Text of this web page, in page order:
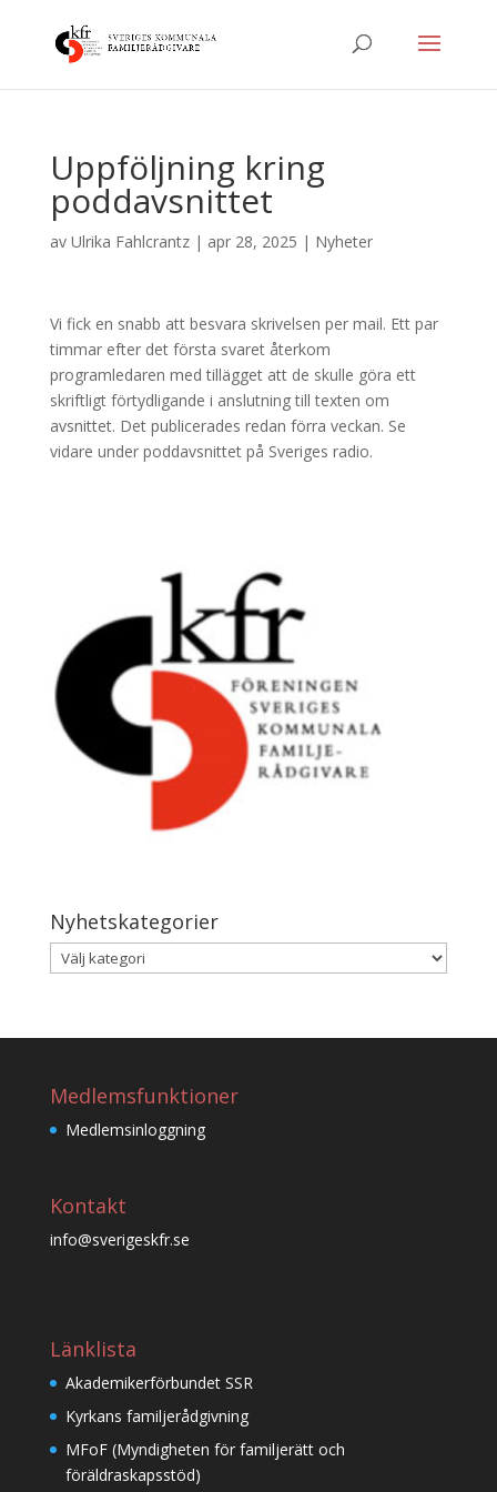
Uppföljning kring
poddavsnittet
av Ulrika Fahlcrantz| apr 28, 2025 | Nyheter
Vi fick en snabb att besvara skrivelsen per mail. Ett par
timmar efter det första svaret återkom
programledaren med tillägget att de skulle göra ett
skriftligt förtydligande i anslutning till texten om
avsnittet. Det publicerades redan förra veckan. Se
vidare under poddavsnittet på Sveriges radio.
Nyhetskategorier
Nyhetskategorier
Medlemsfunktioner
Medlemsinloggning
Kontakt
info@sverigeskfr.se
Länklista
Akademikerförbundet SSR
Kyrkans familjerådgivning
MFoF (Myndigheten för familjerätt och
föräldraskapsstöd)